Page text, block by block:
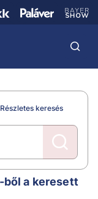
Részletes keresés
ből a keresett